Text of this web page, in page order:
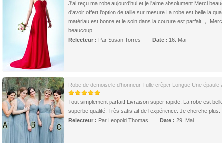
J'ai reçu ma robe aujourd'hui et je l'aime absolument Merci
d'avoir offert l'option de taille sur mesure La robe est belle la
matériau est bonne et le soin dans la couture est parfait ，
beaucoup
Relecteur : Par Susan Torres Date : 16. Mai
Robe de demoiselle d'honneur Tulle crêper Longue Une épaule
Tout simplement parfait! Livraison super rapide. La robe est
superbe qualité. Très satisfait de l’expérience. Je cherche plus.
Relecteur : Par Leopold Thomas Date : 29. Mai